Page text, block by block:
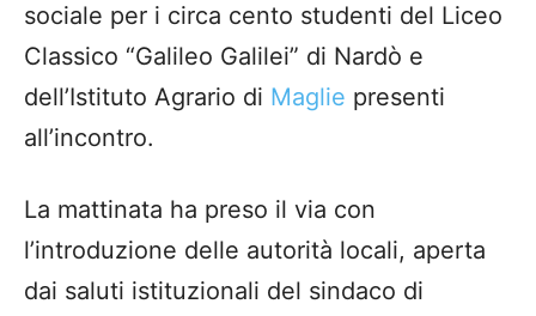
sociale per i circa cento studenti del Liceo
Classico “Galileo Galilei” di Nardò e
dell’Istituto Agrario di Maglie presenti
all’incontro.
La mattinata ha preso il via con
l’introduzione delle autorità locali, aperta
dai saluti istituzionali del sindaco di